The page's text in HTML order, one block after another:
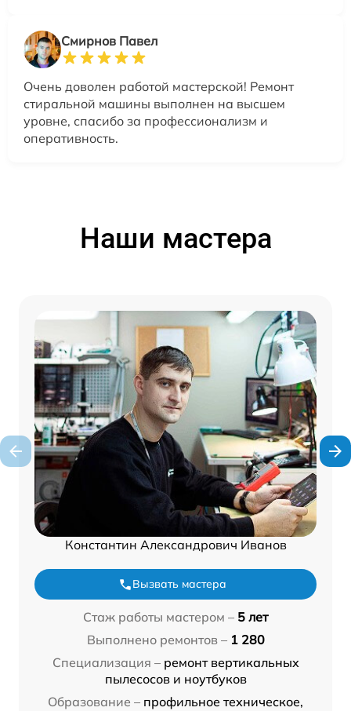
Смирнов Павел
Очень доволен работой мастерской! Ремонт
стиральной машины выполнен на высшем
уровне, спасибо за профессионализм и
оперативность.
Наши мастера
Константин Александрович Иванов
Вызвать мастера
Стаж работы мастером – 5 лет
Выполнено ремонтов – 1 280
Специализация – ремонт вертикальных
пылесосов и ноутбуков
Образование – профильное техническое,